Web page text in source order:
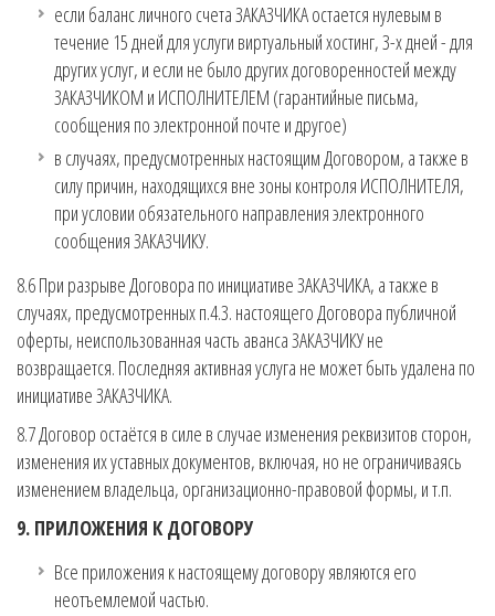
если баланс личного счета ЗАКАЗЧИКА остается нулевым в
течение 15 дней для услуги виртуальный хостинг, 3-х дней - для
других услуг, и если не было других договоренностей между
ЗАКАЗЧИКОМ и ИСПОЛНИТЕЛЕМ (гарантийные письма,
сообщения по электронной почте и другое)
в случаях, предусмотренных настоящим Договором, а также в
силу причин, находящихся вне зоны контроля ИСПОЛНИТЕЛЯ,
при условии обязательного направления электронного
сообщения ЗАКАЗЧИКУ.
8.6 При разрыве Договора по инициативе ЗАКАЗЧИКА, а также в
случаях, предусмотренных п.4.3. настоящего Договора публичной
оферты, неиспользованная часть аванса ЗАКАЗЧИКУ не
возвращается. Последняя активная услуга не может быть удалена по
инициативе ЗАКАЗЧИКА.
8.7 Договор остаётся в силе в случае изменения реквизитов сторон,
изменения их уставных документов, включая, но не ограничиваясь
изменением владельца, организационно-правовой формы, и т.п.
9. ПРИЛОЖЕНИЯ К ДОГОВОРУ
Все приложения к настоящему договору являются его
неотъемлемой частью.